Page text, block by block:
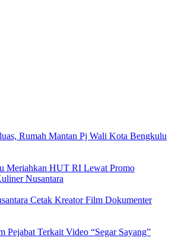
Rumah Mantan Pj Wali Kota Bengkulu
Meriahkan HUT RI Lewat Promo
Nusantara
Cetak Kreator Film Dokumenter
Pejabat Terkait Video “Segar Sayang”